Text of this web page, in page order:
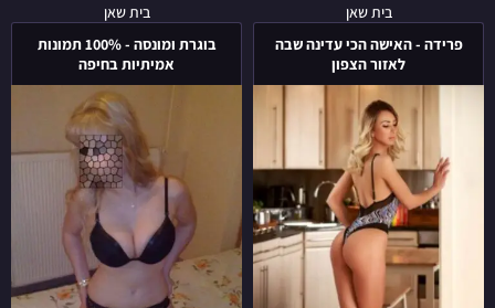
בית שאן
פרידה - האישה הכי עדינה שבה
לאזור הצפון
פרידה
-
האישה
הכי
עדינה
שבה
לאזור
הצפון
בית שאן
בוגרת ומונסה - 100% תמונות
אמיתיות בחיפה
בוגרת
ומונסה
-
100%
תמונות
אמיתיות
בחיפה